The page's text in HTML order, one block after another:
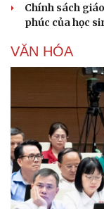
Sức khỏe
Dinh dưỡng - món
Cây thuốc
Chính sách
phúc của học
VĂN HÓA